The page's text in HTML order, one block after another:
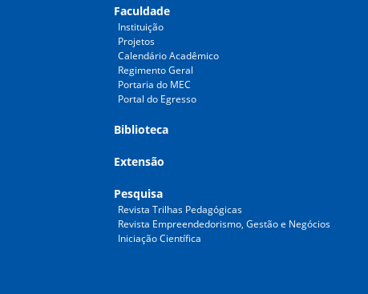
Faculdade
Instituição
Projetos
Calendário Acadêmico
Regimento Geral
Portaria do MEC
Portal do Egresso
Biblioteca
Extensão
Pesquisa
Revista Trilhas Pedagógicas
Revista Empreendedorismo, Gestão e Negócios
Iniciação Científica